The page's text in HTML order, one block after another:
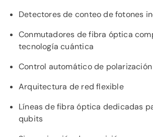
Detectores de conteo de fotones
Conmutadores de fibra óptica
tecnología cuántica
Control automático de
Arquitectura de red flexible
Líneas de fibra óptica dedicadas
qubits